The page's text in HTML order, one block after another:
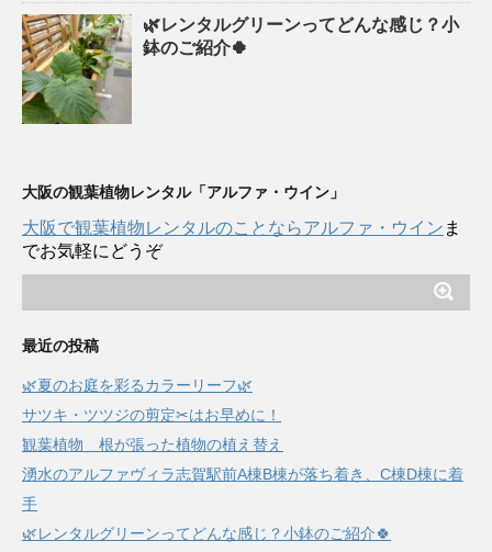
🌿レンタルグリーンってどんな感じ？小
鉢のご紹介🍀
大阪の観葉植物レンタル「アルファ・ウイン」
大阪で観葉植物レンタルのことならアルファ・ウイン ま
でお気軽にどうぞ
最近の投稿
🌿夏のお庭を彩るカラーリーフ🌿
サツキ・ツツジの剪定✂はお早めに！
観葉植物 根が張った植物の植え替え
湧水のアルファヴィラ志賀駅前A棟B棟が落ち着き、C棟D棟に着
手
🌿レンタルグリーンってどんな感じ？小鉢のご紹介🍀